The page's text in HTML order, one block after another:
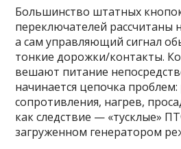
Большинство штатных
переключателей рассчитаны
а сам управляющий сигнал
тонкие дорожки/контакты.
вешают питание
начинается цепочка
сопротивления, нагрев,
как следствие — «тусклые»
загруженном генератором